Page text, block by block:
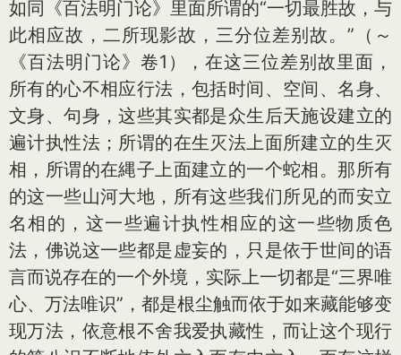
如同《百法明门论》里面所谓的“一切最胜故，与
此相应故，二所现影故，三分位差别故。”（～
《百法明门论》卷1），在这三位差别故里面，
所有的心不相应行法，包括时间、空间、名身、
文身、句身，这些其实都是众生后天施设建立的
遍计执性法；所谓的在生灭法上面所建立的生灭
相，所谓的在縄子上面建立的一个蛇相。那所有
的这一些山河大地，所有这些我们所见的而安立
名相的，这一些遍计执性相应的这一些物质色
法，佛说这一些都是虚妄的，只是依于世间的语
言而说存在的一个外境，实际上一切都是“三界唯
心、万法唯识”，都是根尘触而依于如来藏能够变
现万法，依意根不舍我爱执藏性，而让这个现行